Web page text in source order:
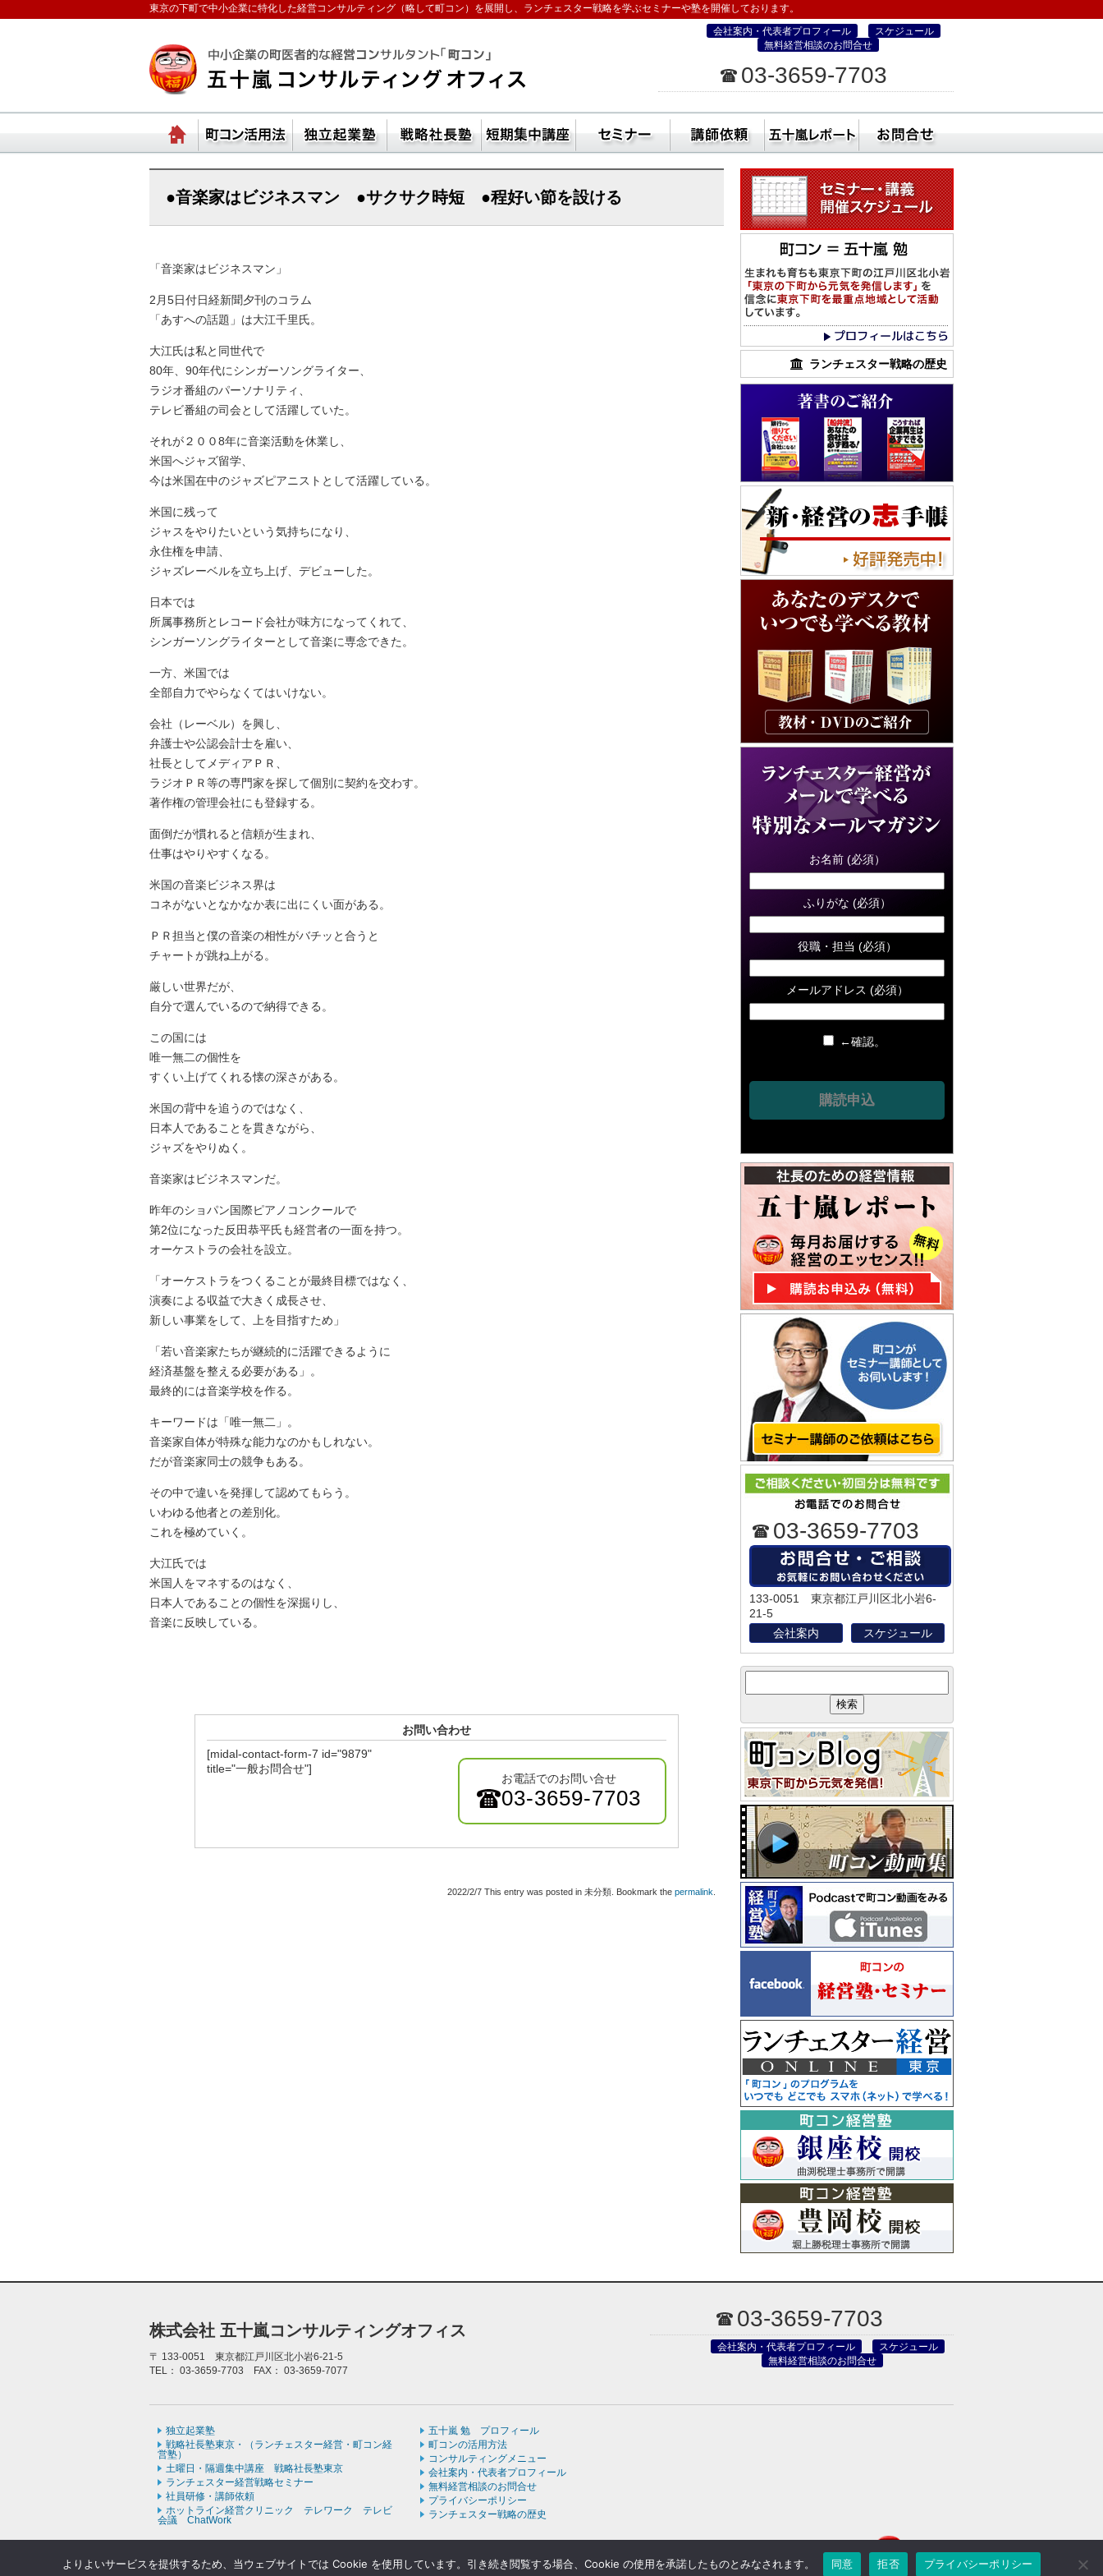
東京の下町で中小企業に特化した経営コンサルティング（略して町コン）を展開し、ランチェスター戦略を学ぶセミナーや塾を開催しております。
ランチェスターの法則を学ぶなら五十嵐コンサルティングオフィス
会社案内・代表者プロフィール
スケジュール
無料経営相談のお問合せ
03-3659-7703
ホーム 町コン活用方法 独立起業塾 戦略社長塾東京・（ランチェスター経営・町コン経営塾）
短期集中講座 セミナー 社員研修・講師依頼五十嵐レポート
●音楽家はビジネスマン ●サクサク時短 ●程好い節を設ける
「音楽家はビジネスマン」
2月5日付日経新聞夕刊のコラム
「あすへの話題」は大江千里氏。
大江氏は私と同世代で
80年、90年代にシンガーソングライター、
ラジオ番組のパーソナリティ、
テレビ番組の司会として活躍していた。
それが２００8年に音楽活動を休業し、
米国へジャズ留学、
今は米国在中のジャズピアニストとして活躍している。
米国に残って
ジャスをやりたいという気持ちになり、
永住権を申請、
ジャズレーベルを立ち上げ、デビューした。
日本では
所属事務所とレコード会社が味方になってくれて、
シンガーソングライターとして音楽に専念できた。
一方、米国では
全部自力でやらなくてはいけない。
会社（レーベル）を興し、
弁護士や公認会計士を雇い、
社長としてメディアＰＲ、
ラジオＰＲ等の専門家を探して個別に契約を交わす。
著作権の管理会社にも登録する。
面倒だが慣れると信頼が生まれ、
仕事はやりやすくなる。
米国の音楽ビジネス界は
コネがないとなかなか表に出にくい面がある。
ＰＲ担当と僕の音楽の相性がバチッと合うと
チャートが跳ね上がる。
厳しい世界だが、
自分で選んでいるので納得できる。
この国には
唯一無二の個性を
すくい上げてくれる懐の深さがある。
米国の背中を追うのではなく、
日本人であることを貫きながら、
ジャズをやりぬく。
音楽家はビジネスマンだ。
昨年のショパン国際ピアノコンクールで
第2位になった反田恭平氏も経営者の一面を持つ。
オーケストラの会社を設立。
「オーケストラをつくることが最終目標ではなく、
演奏による収益で大きく成長させ、
新しい事業をして、上を目指すため」
「若い音楽家たちが継続的に活躍できるように
経済基盤を整える必要がある」。
最終的には音楽学校を作る。
キーワードは「唯一無二」。
音楽家自体が特殊な能力なのかもしれない。
だが音楽家同士の競争もある。
その中で違いを発揮して認めてもらう。
いわゆる他者との差別化。
これを極めていく。
大江氏では
米国人をマネするのはなく、
日本人であることの個性を深掘りし、
音楽に反映している。
お問い合わせ
[midal-contact-form-7 id="9879"
title="一般お問合せ"]
お電話でのお問い合せ
03-3659-7703
2022/2/7 This entry was posted in 未分類. Bookmark the permalink
ランチェスター戦略の歴史
お名前 (必須）
ふりがな (必須）
役職・担当 (必須）
メールアドレス (必須）
←確認。
03-3659-7703
133-0051 東京都江戸川区北小岩6-
21-5
会社案内
スケジュール
イ
内
検
索
株式会社 五十嵐コンサルティングオフィス
〒 133-0051 東京都江戸川区北小岩6-21-5
TEL： 03-3659-7703 FAX： 03-3659-7077
03-3659-7703
会社案内・代表者プロフィール
スケジュール
無料経営相談のお問合せ
独立起業塾
戦略社長塾東京・（ランチェスター経営・町コン経
営塾）
土曜日・隔週集中講座 戦略社長塾東京
ランチェスター経営戦略セミナー
社員研修・講師依頼
ホットライン経営クリニック テレワーク テレビ
会議 ChatWork
五十嵐 勉 プロフィール
町コンの活用方法
コンサルティングメニュー
会社案内・代表者プロフィール
無料経営相談のお問合せ
プライバシーポリシー
ランチェスター戦略の歴史
Copyright © ランチェスターの法則を学ぶなら五十嵐コンサルティングオフィス All rights resereved. Powered by DJCOM Inc.
よりよいサービスを提供するため、当ウェブサイトでは Cookie を使用しています。引き続き閲覧する場合、Cookie の使用を承諾したものとみなされます。 同意 拒否 プライバシーポリシー